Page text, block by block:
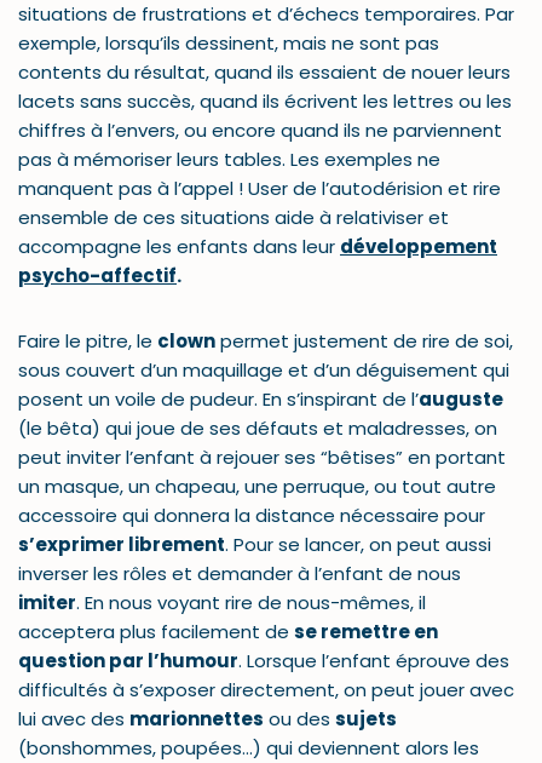
situations de frustrations et d’échecs temporaires. Par
exemple, lorsqu’ils dessinent, mais ne sont pas
contents du résultat, quand ils essaient de nouer leurs
lacets sans succès, quand ils écrivent les lettres ou les
chiffres à l’envers, ou encore quand ils ne parviennent
pas à mémoriser leurs tables. Les exemples ne
manquent pas à l’appel ! User de l’autodérision et rire
ensemble de ces situations aide à relativiser et
accompagne les enfants dans leur développement
psycho-affectif.
Faire le pitre, le clownpermet justement de rire de soi,
sous couvert d’un maquillage et d’un déguisement qui
posent un voile de pudeur. En s’inspirant de l’auguste
(le bêta) qui joue de ses défauts et maladresses, on
peut inviter l’enfant à rejouer ses “bêtises” en portant
un masque, un chapeau, une perruque, ou tout autre
accessoire qui donnera la distance nécessaire pour
s’exprimer librement. Pour se lancer, on peut aussi
inverser les rôles et demander à l’enfant de nous
imiter. En nous voyant rire de nous-mêmes, il
acceptera plus facilement de se remettre en
question par l’humour. Lorsque l’enfant éprouve des
difficultés à s’exposer directement, on peut jouer avec
lui avec des marionnettes ou des sujets
(bonshommes, poupées…) qui deviennent alors les